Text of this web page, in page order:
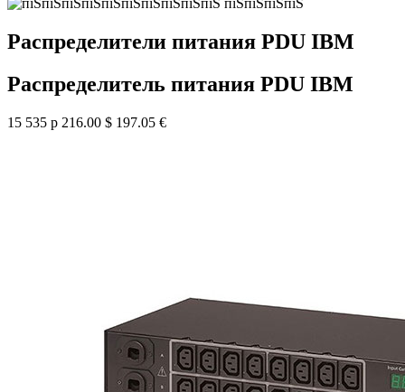
Распределители питания PDU IBM
Распределитель питания PDU IBM
15 535 р 216.00 $ 197.05 €